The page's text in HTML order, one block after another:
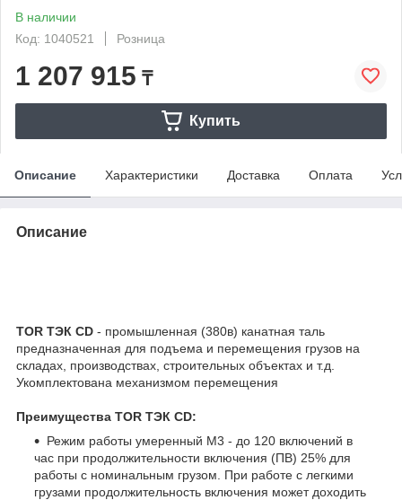
В наличии
Код: 1040521
Розница
1 207 915 ₸
Купить
Описание Характеристики Доставка Оплата
Описание
TOR ТЭК CD - промышленная (380в) канатная таль
предназначенная для подъема и перемещения грузов на
складах, производствах, строительных объектах и т.д.
Укомплектована механизмом перемещения
Преимущества TOR ТЭК CD:
Режим работы умеренный М3 - до 120 включений в
час при продолжительности включения (ПВ) 25% для
работы с номинальным грузом. При работе с легкими
грузами продолжительность включения может доходить